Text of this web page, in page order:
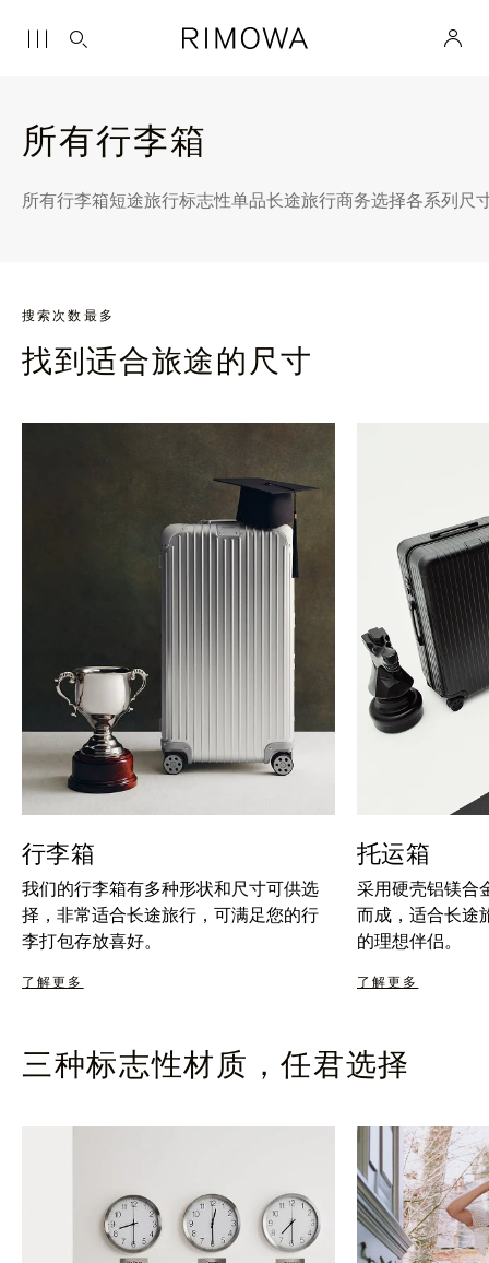
所有行李箱
所有行李箱短途旅行标志性单品长途旅行商务选择各系列尺
搜索次数最多
找到适合旅途的尺寸
行李箱
我们的行李箱有多种形状和尺寸可供选
择，非常适合长途旅行，可满足您的行
李打包存放喜好。
了解更多
托运箱
采用硬壳铝镁合
而成，适合长途
的理想伴侣。
了解更多
三种标志性材质，任君选择